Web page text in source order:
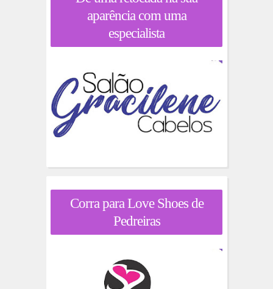
aparência com uma
especialista
Corra para Love Shoes de
Pedreiras